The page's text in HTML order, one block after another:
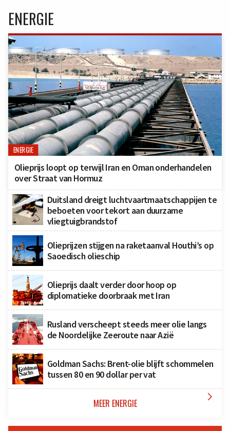
ENERGIE
ENERGIE
Olieprijs loopt op terwijl Iran en Oman onderhandelen
over Straat van Hormuz
Duitsland dreigt luchtvaartmaatschappijen te
beboeten voor tekort aan duurzame
vliegtuigbrandstof
Olieprijzen stijgen na raketaanval Houthi’s op
Saoedisch olieschip
Olieprijs daalt verder door hoop op
diplomatieke doorbraak met Iran
Rusland verscheept steeds meer olie langs
de Noordelijke Zeeroute naar Azië
Goldman Sachs: Brent-olie blijft schommelen
tussen 80 en 90 dollar per vat
MEER ENERGIE 